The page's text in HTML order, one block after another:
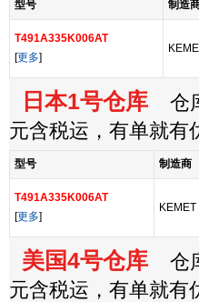
型号 制造
T491A335K006AT
[更多]
日本1号仓库 仓
元含税运，有单就有
型号 制造商
T491A335K006AT
[更多]
美国4号仓库 仓
元含税运，有单就有